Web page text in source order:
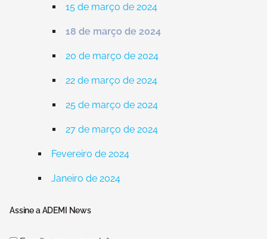
15 de março de 2024
18 de março de 2024
20 de março de 2024
22 de março de 2024
25 de março de 2024
27 de março de 2024
Fevereiro de 2024
Janeiro de 2024
Assine a ADEMI News